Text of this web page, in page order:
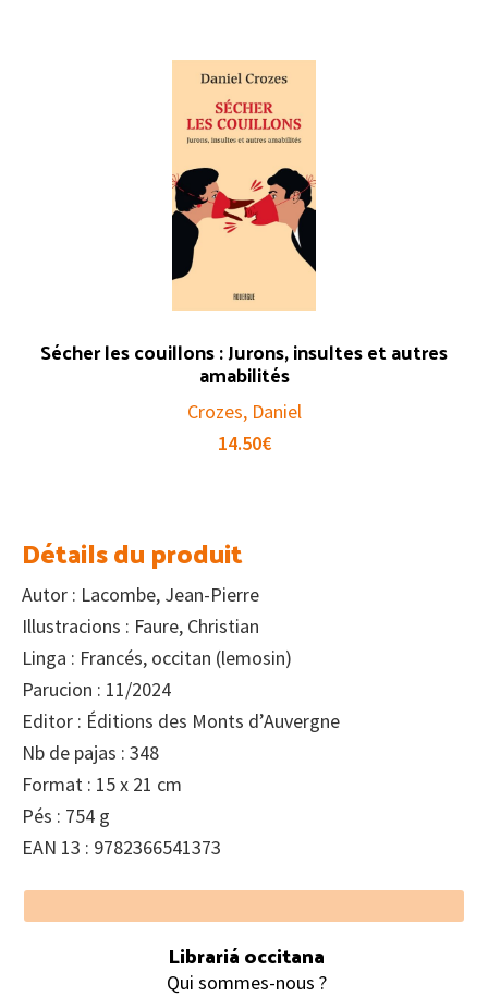
Sécher les couillons : Jurons, insultes et autres
amabilités
Crozes, Daniel
14.50€
Détails du produit
Autor : Lacombe, Jean-Pierre
Illustracions : Faure, Christian
Linga : Francés, occitan (lemosin)
Parucion : 11/2024
Editor : Éditions des Monts d’Auvergne
Nb de pajas : 348
Format : 15 x 21 cm
Pés : 754 g
EAN 13 : 9782366541373
Footer
Librariá occitana
Qui sommes-nous ?